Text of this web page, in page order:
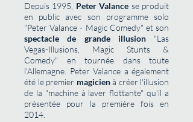
Depuis 1995, Peter Valance se produit
en public avec son programme solo
"Peter Valance - Magic Comedy" et son
spectacle de grande illusion"Las
Vegas-Illusions, Magic Stunts &
Comedy" en tournée dans toute
l'Allemagne. Peter Valance a également
été le premier magicienà créer l'illusion
de la "machine à laver flottante" qu'il a
présentée pour la première fois en
2014.